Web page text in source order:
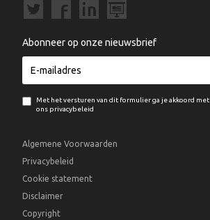
Abonneer op onze nieuwsbrief
Met het versturen van dit formulier ga je akkoord met
ons privacybeleid
Algemene Voorwaarden
Privacybeleid
Cookie statement
Disclaimer
Copyright